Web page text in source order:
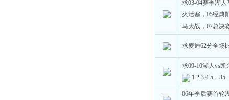
求03-04赛季湖
火活塞，05经典
马大战，07总决
求麦迪62分全场
求09-10湖人vs
1 2 3 4 5 ..35
06年季后赛首轮